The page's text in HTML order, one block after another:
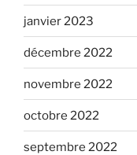
janvier 2023
décembre 2022
novembre 2022
octobre 2022
septembre 2022